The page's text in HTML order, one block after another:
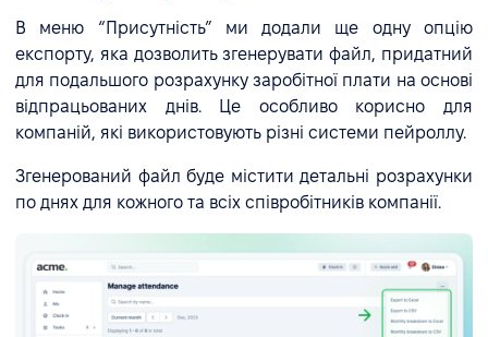
В меню “Присутність” ми додали ще одну опцію
експорту, яка дозволить згенерувати файл, придатний
для подальшого розрахунку заробітної плати на основі
відпрацьованих днів. Це особливо корисно для
компаній, які використовують різні системи пейроллу.
Згенерований файл буде містити детальні розрахунки
по днях для кожного та всіх співробітників компанії.